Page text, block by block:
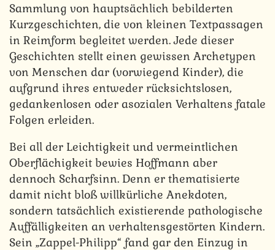
Sammlung von hauptsächlich bebilderten
Kurzgeschichten, die von kleinen Textpassagen
in Reimform begleitet werden. Jede dieser
Geschichten stellt einen gewissen Archetypen
von Menschen dar (vorwiegend Kinder), die
aufgrund ihres entweder rücksichtslosen,
gedankenlosen oder asozialen Verhaltens fatale
Folgen erleiden.
Bei all der Leichtigkeit und vermeintlichen
Oberflächigkeit bewies Hoffmann aber
dennoch Scharfsinn. Denn er thematisierte
damit nicht bloß willkürliche Anekdoten,
sondern tatsächlich existierende pathologische
Auffälligkeiten an verhaltensgestörten Kindern.
Sein „Zappel-Philipp“ fand gar den Einzug in